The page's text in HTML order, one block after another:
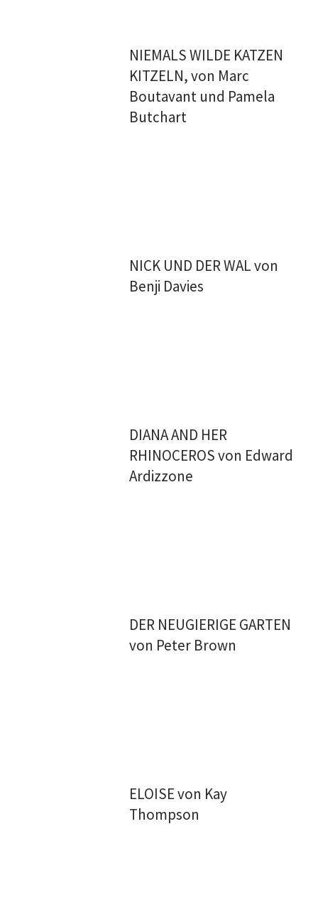
NIEMALS WILDE KATZEN
KITZELN, von Marc
Boutavant und Pamela
Butchart
NICK UND DER WAL von
Benji Davies
DIANA AND HER
RHINOCEROS von Edward
Ardizzone
DER NEUGIERIGE GARTEN
von Peter Brown
ELOISE von Kay
Thompson